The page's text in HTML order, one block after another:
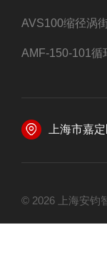
AVS100缩径涡
上海市嘉
© 2026 上海安钧